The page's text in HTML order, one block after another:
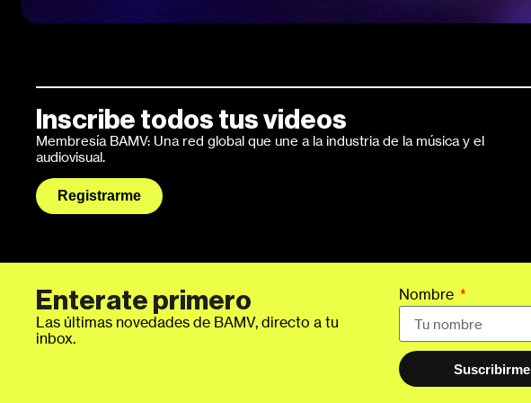
Inscribe todos tus videos
Membresía BAMV: Una red global que une a la industria de la música y el
audiovisual.
Registrarme
Enterate primero
Las últimas novedades de BAMV, directo a tu
inbox.
Nombre
Suscribirme